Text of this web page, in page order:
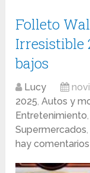
Folleto
Irresistible
bajos
Lucy
2025,Autos y
Entretenimiento,
Supermercados,
hay comentarios